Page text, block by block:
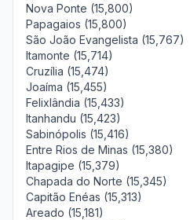
Nova Ponte (15,800)
Papagaios (15,800)
São João Evangelista (15,767)
Itamonte (15,714)
Cruzília (15,474)
Joaíma (15,455)
Felixlândia (15,433)
Itanhandu (15,423)
Sabinópolis (15,416)
Entre Rios de Minas (15,380)
Itapagipe (15,379)
Chapada do Norte (15,345)
Capitão Enéas (15,313)
Areado (15,181)